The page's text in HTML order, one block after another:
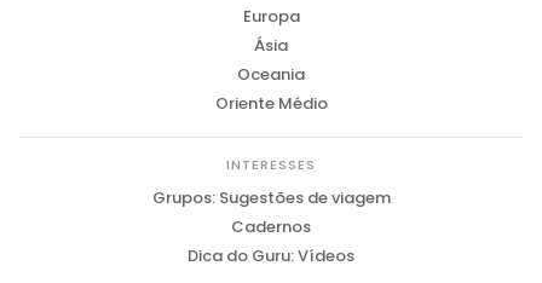
Europa
Ásia
Oceania
Oriente Médio
INTERESSES
Grupos: Sugestões de viagem
Cadernos
Dica do Guru: Vídeos